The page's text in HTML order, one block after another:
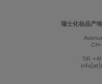
瑞士化妆品产
Tél.